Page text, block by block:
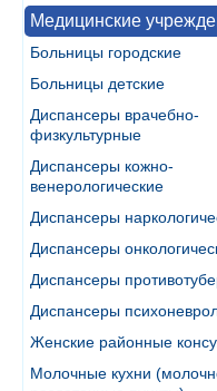
Медицинские
Больницы городские
Больницы детские
Диспансеры врачебно-
физкультурные
Диспансеры кожно-
венерологические
Диспансеры
Диспансеры
Диспансеры
Диспансеры
Женские районные
Молочные кухни